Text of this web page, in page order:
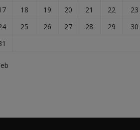
18 19 20 21 22
23
25 26 27 28 29
30